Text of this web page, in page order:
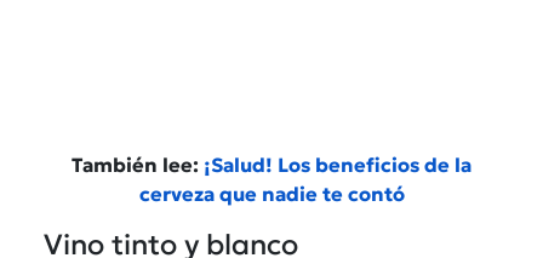
También lee: ¡Salud! Los beneficios de la
cerveza que nadie te contó
Vino tinto y blanco